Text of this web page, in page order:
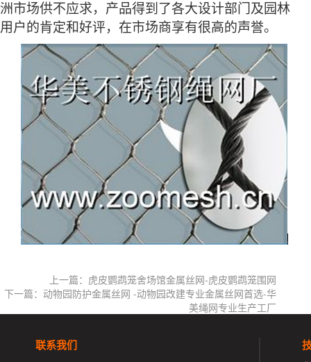
洲市场供不应求，产品得到了各大设计部门及园林
用户的肯定和好评，在市场商享有很高的声誉。
上一篇：虎皮鹦鹉笼舍场馆金属丝网-虎皮鹦鹉笼围网
下一篇：动物园防护金属丝网 -动物园改建专业金属丝网首选-华
美绳网专业生产工厂
联系我们